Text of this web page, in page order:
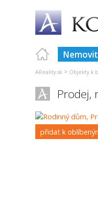
AReality.sk > Objekty k
Prodej,
přidat k